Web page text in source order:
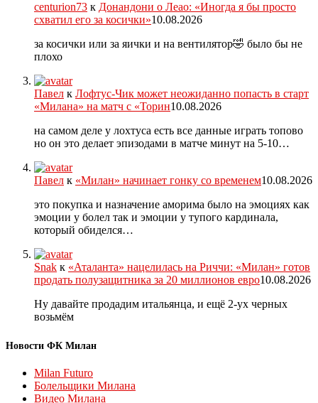
centurion73 к Донандони о Леао: «Иногда я бы просто
схватил его за косички»10.08.2026
за косички или за яички и на вентилятор🤣 было бы не
плохо
Павел к Лофтус-Чик может неожиданно попасть в старт
«Милана» на матч с «Торин10.08.2026
на самом деле у лохтуса есть все данные играть топово
но он это делает эпизодами в матче минут на 5-10…
Павел к «Милан» начинает гонку со временем10.08.2026
это покупка и назначение аморима было на эмоциях как
эмоции у болел так и эмоции у тупого кардинала,
который обиделся…
Snak к «Аталанта» нацелилась на Риччи: «Милан» готов
продать полузащитника за 20 миллионов евро10.08.2026
Ну давайте продадим итальянца, и ещё 2-ух черных
возьмём
Новости ФК Милан
Milan Futuro
Болельщики Милана
Видео Милана